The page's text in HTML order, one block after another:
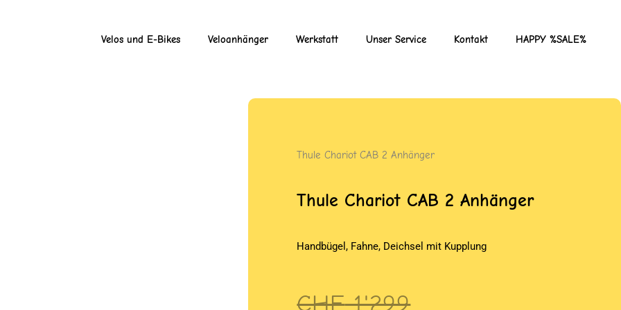
Velos und E-Bikes Veloanhänger Werkstatt Unser Service Kontakt HAPPY %SALE%
Thule Chariot CAB 2 Anhänger
Thule Chariot CAB 2 Anhänger
Handbügel, Fahne, Deichsel mit Kupplung
CHF1'299
Ursprünglicher
Aktueller